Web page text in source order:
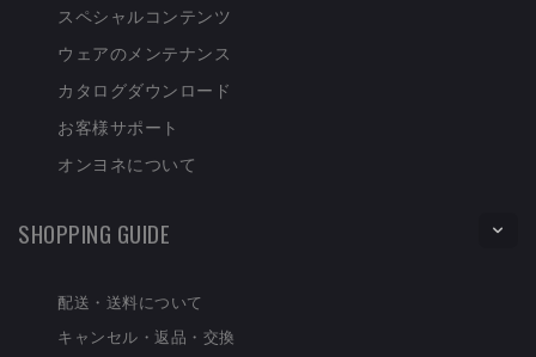
スペシャルコンテンツ
ウェアのメンテナンス
カタログダウンロード
お客様サポート
オンヨネについて
SHOPPING GUIDE
配送・送料について
キャンセル・返品・交換